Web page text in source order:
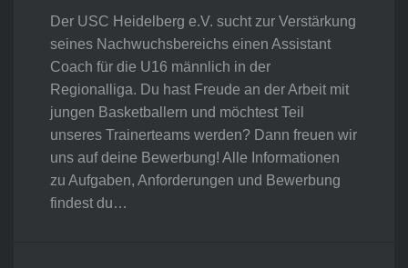
Der USC Heidelberg e.V. sucht zur Verstärkung
seines Nachwuchsbereichs einen Assistant
Coach für die U16 männlich in der
Regionalliga. Du hast Freude an der Arbeit mit
jungen Basketballern und möchtest Teil
unseres Trainerteams werden? Dann freuen wir
uns auf deine Bewerbung! Alle Informationen
zu Aufgaben, Anforderungen und Bewerbung
findest du…